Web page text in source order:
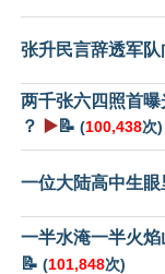
张升民言辞透军
两千张六四照首
？
▶️📝 (100,438次)
一位大陆高中生
一半水淹一半火
📝 (101,848次)